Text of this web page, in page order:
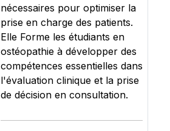
nécessaires pour optimiser la
prise en charge des patients.
Elle Forme les étudiants en
ostéopathie à développer des
compétences essentielles dans
l'évaluation clinique et la prise
de décision en consultation.